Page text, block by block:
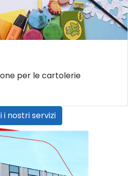
per le cartolerie
i nostri servizi